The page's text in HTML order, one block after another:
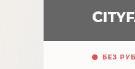
CITY
БЕЗ